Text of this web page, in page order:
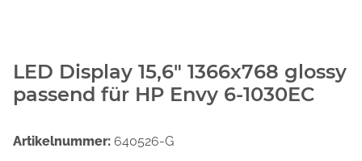
LED Display 15,6" 1366x768 glossy
passend für HP Envy 6-1030EC
Artikelnummer: 640526-G